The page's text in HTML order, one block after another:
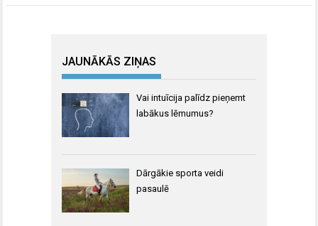
JAUNĀKĀS ZIŅAS
Vai intuīcija palīdz pieņemt
labākus lēmumus?
Dārgākie sporta veidi
pasaulē